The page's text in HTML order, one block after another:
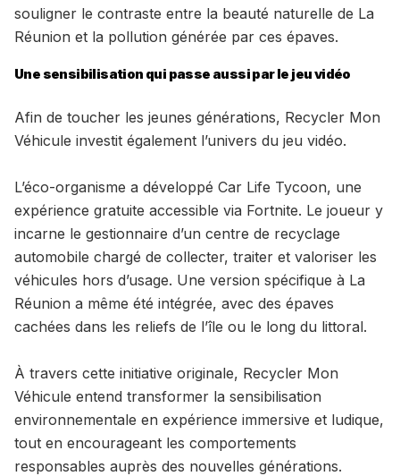
souligner le contraste entre la beauté naturelle de La
Réunion et la pollution générée par ces épaves.
Une sensibilisation qui passe aussi par le jeu vidéo
Afin de toucher les jeunes générations, Recycler Mon
Véhicule investit également l’univers du jeu vidéo.
L’éco-organisme a développé Car Life Tycoon, une
expérience gratuite accessible via Fortnite. Le joueur y
incarne le gestionnaire d’un centre de recyclage
automobile chargé de collecter, traiter et valoriser les
véhicules hors d’usage. Une version spécifique à La
Réunion a même été intégrée, avec des épaves
cachées dans les reliefs de l’île ou le long du littoral.
À travers cette initiative originale, Recycler Mon
Véhicule entend transformer la sensibilisation
environnementale en expérience immersive et ludique,
tout en encourageant les comportements
responsables auprès des nouvelles générations.